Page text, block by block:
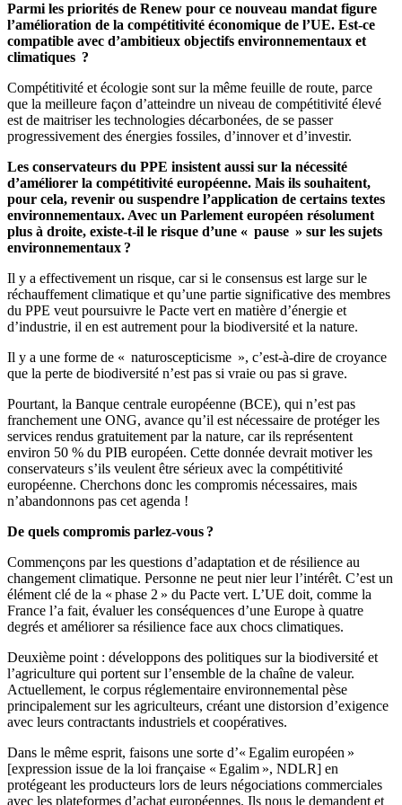
Parmi les priorités de Renew pour ce nouveau mandat figure
l’amélioration de la compétitivité économique de l’UE. Est-ce
compatible avec d’ambitieux objectifs environnementaux et
climatiques ?
Compétitivité et écologie sont sur la même feuille de route, parce
que la meilleure façon d’atteindre un niveau de compétitivité élevé
est de maitriser les technologies décarbonées, de se passer
progressivement des énergies fossiles, d’innover et d’investir.
Les conservateurs du PPE insistent aussi sur la nécessité
d’améliorer la compétitivité européenne. Mais ils souhaitent,
pour cela, revenir ou suspendre l’application de certains textes
environnementaux. Avec un Parlement européen résolument
plus à droite, existe-t-il le risque d’une « pause » sur les sujets
environnementaux ?
Il y a effectivement un risque, car si le consensus est large sur le
réchauffement climatique et qu’une partie significative des membres
du PPE veut poursuivre le Pacte vert en matière d’énergie et
d’industrie, il en est autrement pour la biodiversité et la nature.
Il y a une forme de « naturoscepticisme », c’est-à-dire de croyance
que la perte de biodiversité n’est pas si vraie ou pas si grave.
Pourtant, la Banque centrale européenne (BCE), qui n’est pas
franchement une ONG, avance qu’il est nécessaire de protéger les
services rendus gratuitement par la nature, car ils représentent
environ 50 % du PIB européen. Cette donnée devrait motiver les
conservateurs s’ils veulent être sérieux avec la compétitivité
européenne. Cherchons donc les compromis nécessaires, mais
n’abandonnons pas cet agenda !
De quels compromis parlez-vous ?
Commençons par les questions d’adaptation et de résilience au
changement climatique. Personne ne peut nier leur l’intérêt. C’est un
élément clé de la « phase 2 » du Pacte vert. L’UE doit, comme la
France l’a fait, évaluer les conséquences d’une Europe à quatre
degrés et améliorer sa résilience face aux chocs climatiques.
Deuxième point : développons des politiques sur la biodiversité et
l’agriculture qui portent sur l’ensemble de la chaîne de valeur.
Actuellement, le corpus réglementaire environnemental pèse
principalement sur les agriculteurs, créant une distorsion d’exigence
avec leurs contractants industriels et coopératives.
Dans le même esprit, faisons une sorte d’« Egalim européen »
[expression issue de la loi française « Egalim », NDLR] en
protégeant les producteurs lors de leurs négociations commerciales
avec les plateformes d’achat européennes. Ils nous le demandent et